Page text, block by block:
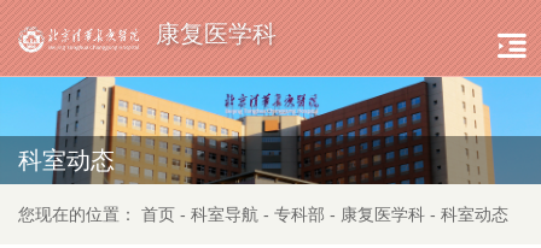
康复医学科
科室动态
您现在的位置： 首页 - 科室导航 - 专科部 - 康复医学科 - 科室动态